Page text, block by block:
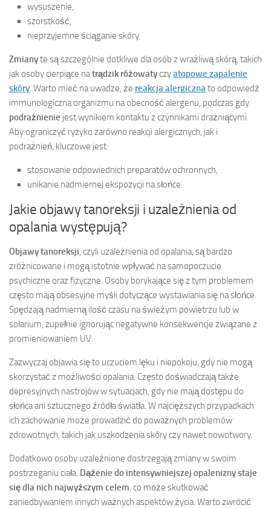
wysuszenie,
szorstkość,
nieprzyjemne ściąganie skóry.
Zmianyte są szczególnie dotkliwe dla osób z wrażliwą skórą, takich
jak osoby cierpiące natrądzik różowatyczyatopowe zapalenie
skóry. Warto mieć na uwadze, że reakcja alergicznato odpowiedź
immunologiczna organizmu na obecność alergenu, podczas gdy
podrażnienie jest wynikiem kontaktu z czynnikami drażniącymi.
Aby ograniczyć ryzyko zarówno reakcji alergicznych, jak i
podrażnień, kluczowe jest:
stosowanie odpowiednich preparatów ochronnych,
unikanie nadmiernej ekspozycji na słońce.
Jakie objawy tanoreksji i uzależnienia od
opalania występują?
Objawy tanoreksji, czyli uzależnienia od opalania, są bardzo
zróżnicowane i mogą istotnie wpływać na samopoczucie
psychiczne oraz fizyczne. Osoby borykające się z tym problemem
często mają obsesyjne myśli dotyczące wystawiania się na słońce.
Spędzają nadmierną ilość czasu na świeżym powietrzu lub w
solarium, zupełnie ignorując negatywne konsekwencje związane z
promieniowaniem UV.
Zazwyczaj objawia się to uczuciem lęku i niepokoju, gdy nie mogą
skorzystać z możliwości opalania. Często doświadczają także
depresyjnych nastrojów w sytuacjach, gdy nie mają dostępu do
słońca ani sztucznego źródła światła. W najcięższych przypadkach
ich zachowanie może prowadzić do poważnych problemów
zdrowotnych, takich jak uszkodzenia skóry czy nawet nowotwory.
Dodatkowo osoby uzależnione dostrzegają zmiany w swoim
postrzeganiu ciała. Dążenie do intensywniejszej opalenizny staje
się dla nich najwyższym celem, co może skutkować
zaniedbywaniem innych ważnych aspektów życia. Warto zwrócić